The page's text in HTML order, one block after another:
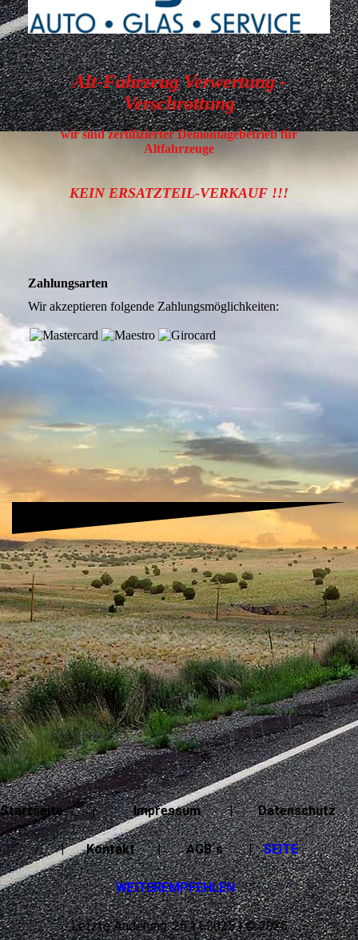
Alt-Fahrzeug Verwertung -
Verschrottung
wir sind zertifizierter Demontagebetrieb für
Altfahrzeuge
KEIN ERSATZTEIL-VERKAUF !!!
Zahlungsarten
Wir akzeptieren folgende Zahlungsmöglichkeiten:
Startseite | Impressum | Datenschutz
| Kontakt | AGB`s | SEITE
WEITEREMPFEHLEN
Letzte Änderung: 25.11.2025 | © 2025